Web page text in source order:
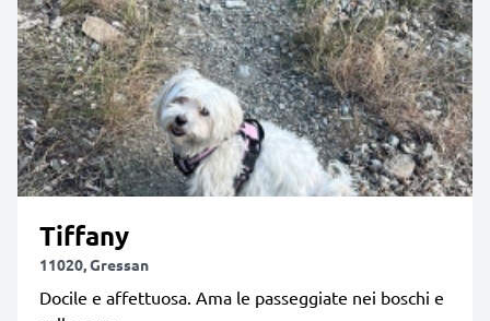
Tiffany
11020, Gressan
Docile e affettuosa. Ama le passeggiate nei boschi e